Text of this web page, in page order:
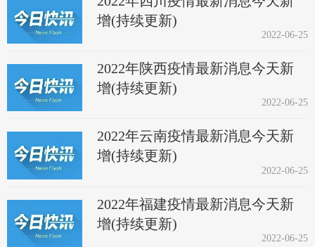
增(持续更新)
2022-06-25
2022年陕西疫情最新消息今天新
增(持续更新)
2022-06-25
2022年云南疫情最新消息今天新
增(持续更新)
2022-06-25
2022年福建疫情最新消息今天新
增(持续更新)
2022-06-25